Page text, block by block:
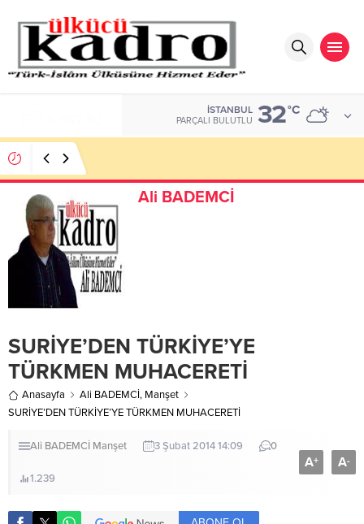
İSTANBUL
PARÇALI BULUTLU 32°C
Ali BADEMCİ
SURİYE’DEN TÜRKİYE’YE
TÜRKMEN MUHACERETİ
Anasayfa Ali BADEMCİ, Manşet
SURİYE’DEN TÜRKİYE’YE TÜRKMEN MUHACERETİ
Ali BADEMCİ Manşet 3 Şubat 2014 14:09 0
1.239
A+ A-